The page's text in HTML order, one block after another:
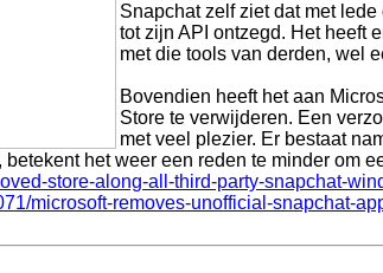
Snapchat zelf ziet dat met
tot zijn API ontzegd. Het heeft
met die tools van derden, wel
Bovendien heeft het aan
Store te verwijderen. Een
met veel plezier. Er bestaat
het weer een reden te minder om
store-along-all-third-party-snapchat-
microsoft-removes-unofficial-snapchat-